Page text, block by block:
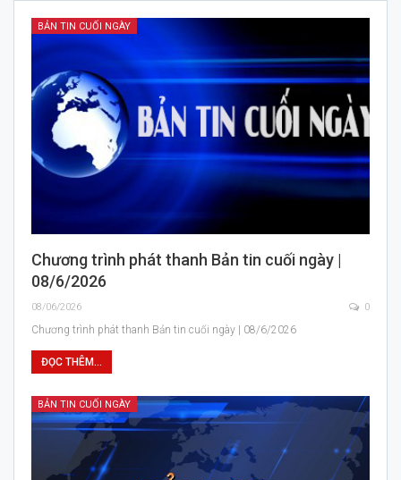
BẢN TIN CUỐI NGÀY
Chương trình phát thanh Bản tin cuối ngày |
08/6/2026
08/06/2026 0
Chương trình phát thanh Bản tin cuối ngày | 08/6/2026
ĐỌC THÊM...
BẢN TIN CUỐI NGÀY